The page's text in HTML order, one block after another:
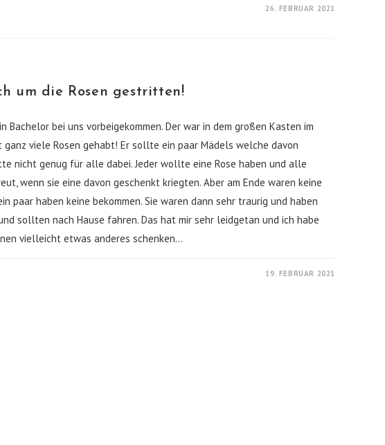
26. FEBRUAR 2021
um die Rosen gestritten!
Bachelor bei uns vorbeigekommen. Der war in dem großen Kasten im
ganz viele Rosen gehabt! Er sollte ein paar Mädels welche davon
nicht genug für alle dabei. Jeder wollte eine Rose haben und alle
wenn sie eine davon geschenkt kriegten. Aber am Ende waren keine
paar haben keine bekommen. Sie waren dann sehr traurig und haben
sollten nach Hause fahren. Das hat mir sehr leidgetan und ich habe
vielleicht etwas anderes schenken…
19. FEBRUAR 2021